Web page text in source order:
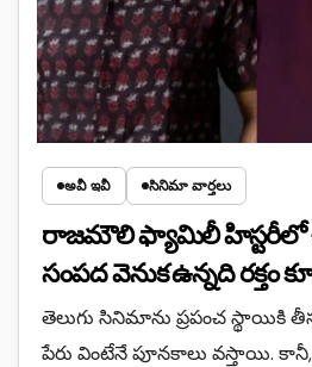
అవీ ఇవీ సినిమా వార్తలు
రాజమౌలి ఫ్యామిలీ హిస్టరీలో
సంపద వెనుక ఉన్నది రక్తం
తెలుగు సినిమాను ప్రపంచ స్థాయికి
పేరు వింటేనే పూనకాలు వస్తాయి. కానీ,